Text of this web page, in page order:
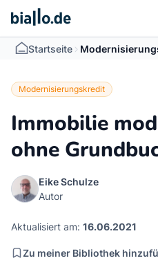
Startseite >
Modernisierungskredit
Immobilie
ohne
Eike Schulze
Autor
Aktualisiert am: 16.06.2021
Zu meiner Bibliothek